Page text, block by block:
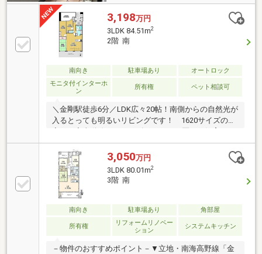
3,198万円
3LDK 84.51m2
2階 南
南向き 駐車場あり
オートロック
モニタ付インターホ
ン
所有権 ペット相談可
＼金剛駅徒歩6分／LDK広々20帖！南側からの自然光が
入るとっても明るいリビングです！ 1620サイズの浴
多頭飼いさんにオススメのマンションです！
3,050万円
3LDK 80.01m2
3階 南
南向き 駐車場あり 角部屋
所有権
リフォームリノベー
ション
システムキッチン
－物件のおすすめポイント－▼立地・南海高野線「金